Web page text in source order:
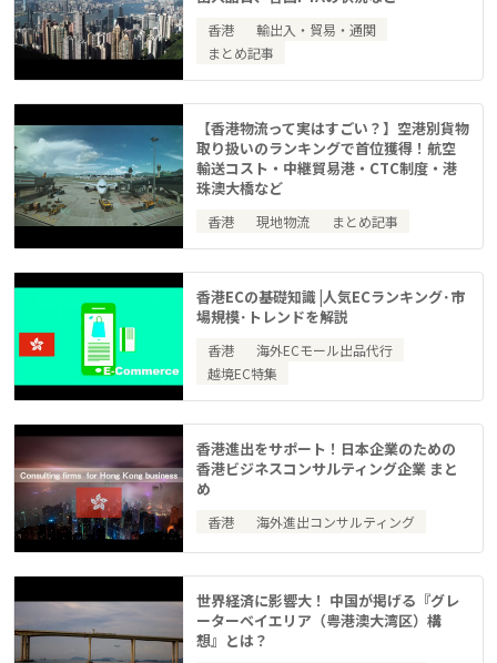
香港
輸出入・貿易・通関
まとめ記事
【香港物流って実はすごい？】空港別貨物
取り扱いのランキングで首位獲得！航空
輸送コスト・中継貿易港・CTC制度・港
珠澳大橋など
香港 現地物流 まとめ記事
香港ECの基礎知識 |人気ECランキング･市
場規模･トレンドを解説
香港
海外ECモール出品代行
越境EC特集
香港進出をサポート！日本企業のための
香港ビジネスコンサルティング企業 まと
め
香港 海外進出コンサルティング
世界経済に影響大！ 中国が掲げる『グレ
ーターベイエリア（粤港澳大湾区）構
想』とは？